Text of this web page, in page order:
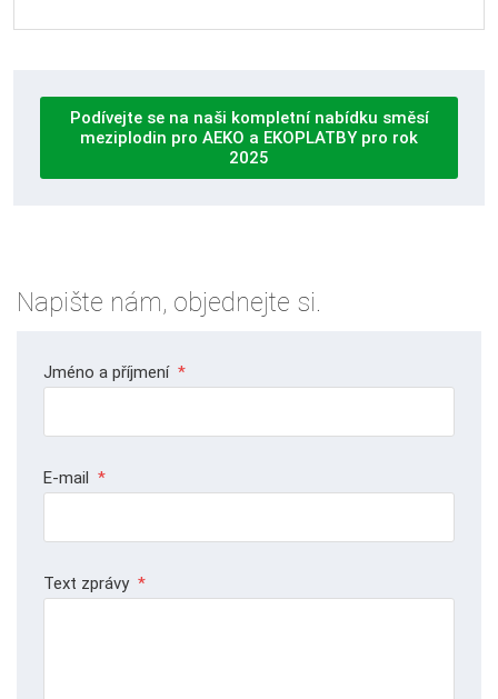
Podívejte se na naši kompletní nabídku směsí
meziplodin pro AEKO a EKOPLATBY pro rok
2025
Napište nám, objednejte si.
Jméno a příjmení *
E-mail *
Text zprávy *